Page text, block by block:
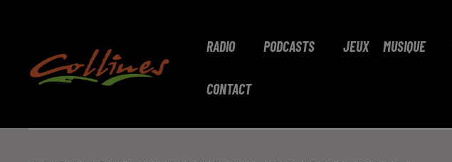
RADIO PODCASTS JEUX MUSIQUE
CONTACT